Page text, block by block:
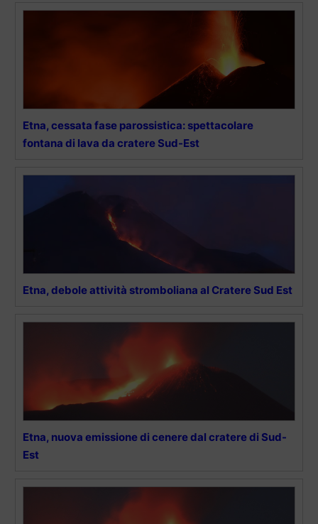
Etna, cessata fase parossistica: spettacolare
fontana di lava da cratere Sud-Est
Etna, debole attività stromboliana al Cratere Sud Est
Etna, nuova emissione di cenere dal cratere di Sud-
Est